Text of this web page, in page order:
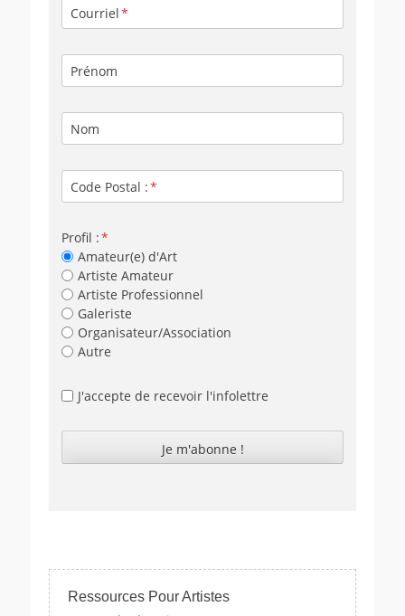
Courriel
Prénom
Nom
Code Postal :
Profil :
Amateur(e) d'Art
Artiste Amateur
Artiste Professionnel
Galeriste
Organisateur/Association
Autre
J'accepte de recevoir l'infolettre
Ressources Pour Artistes